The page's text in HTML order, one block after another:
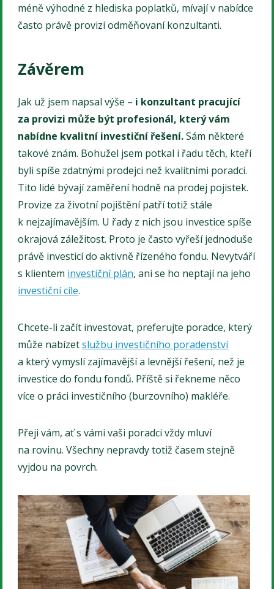
méně výhodné z hlediska poplatků, mívají v nabídce
často právě provizí odměňovaní konzultanti.
Závěrem
Jak už jsem napsal výše – i konzultant pracující
za provizi může být profesionál, který vám
nabídne kvalitní investiční řešení.Sám některé
takové znám. Bohužel jsem potkal i řadu těch, kteří
byli spíše zdatnými prodejci než kvalitními poradci.
Tito lidé bývají zaměření hodně na prodej pojistek.
Provize za životní pojištění patří totiž stále
k nejzajímavějším. U řady z nich jsou investice spíše
okrajová záležitost. Proto je často vyřeší jednoduše
právě investicí do aktivně řízeného fondu. Nevytváří
s klientem investiční plán, ani se ho neptají na jeho
investiční cíle.
Chcete-li začít investovat, preferujte poradce, který
může nabízetslužbu investičního poradenství
a který vymyslí zajímavější a levnější řešení, než je
investice do fondu fondů. Příště si řekneme něco
více o práci investičního (burzovního) makléře.
Přeji vám, ať s vámi vaši poradci vždy mluví
na rovinu. Všechny nepravdy totiž časem stejně
vyjdou na povrch.